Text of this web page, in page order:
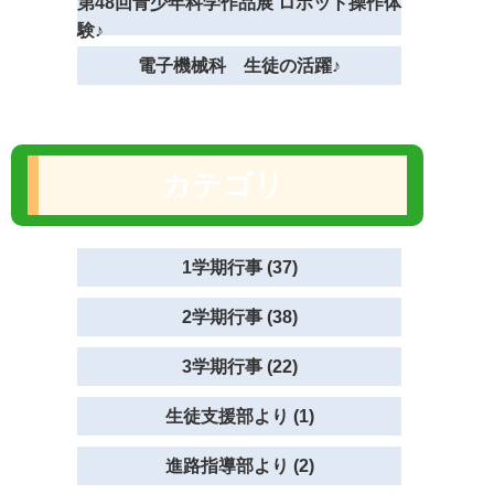
験♪
電子機械科 生徒の活躍♪
1学期行事 (37)
2学期行事 (38)
3学期行事 (22)
生徒支援部より (1)
進路指導部より (2)